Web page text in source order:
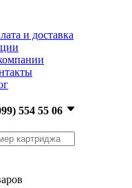
и доставка
554 55 06